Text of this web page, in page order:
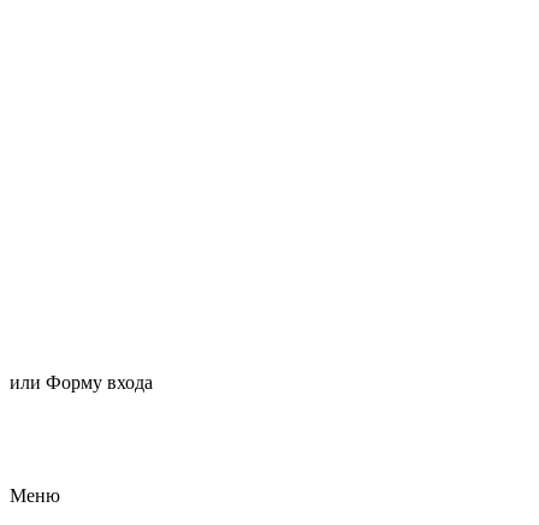
или Форму входа
Меню